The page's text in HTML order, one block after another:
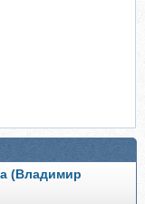
(Владимир